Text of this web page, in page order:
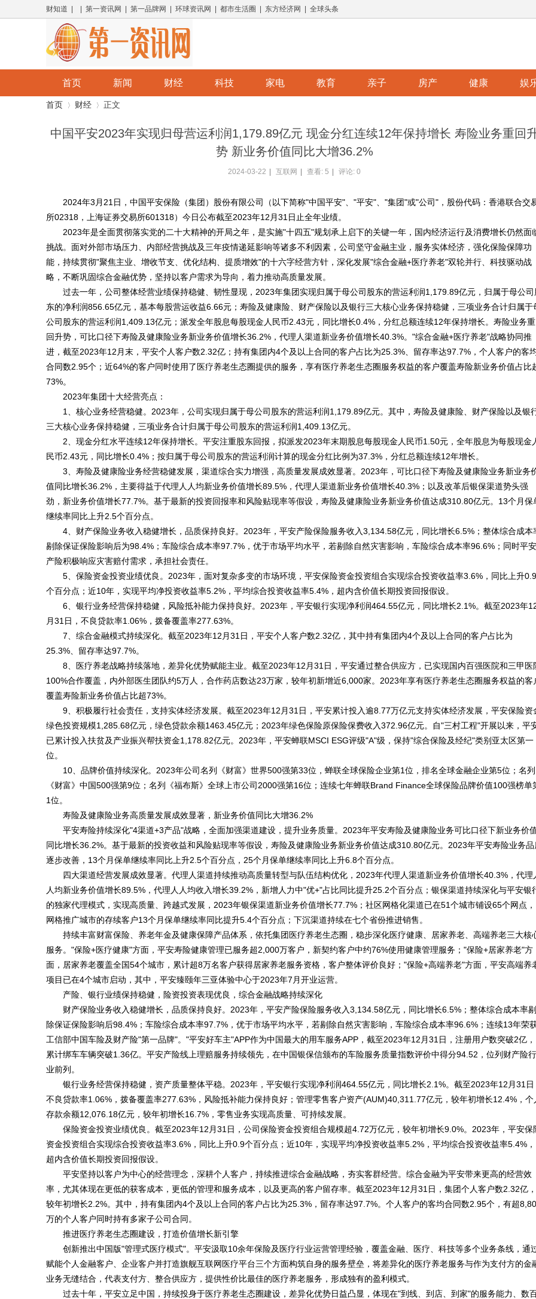
财知道 | | 第一资讯网 | 第一品牌网 | 环球资讯网 | 都市生活圈 | 东方经济网 | 全球头条
首页 新闻 财经 科技 家电 教育 亲子 房产 健康 娱
首页 财经 正文
中国平安2023年实现归母营运利润1,179.89亿元 现金分红连续12年保持增长 寿险业务重回
势 新业务价值同比大增36.2%
2024-03-22 互联网 查看: 5 评论: 0
2024年3月21日，中国平安保险（集团）股份有限公司（以下简称"中国平安"、"平安"、"集团"或"公司"，股份代码：香港联合交
所02318，上海证券交易所601318）今日公布截至2023年12月31日止全年业绩。
2023年是全面贯彻落实党的二十大精神的开局之年，是实施"十四五"规划承上启下的关键一年，国内经济运行及消费增长仍然面
挑战。面对外部市场压力、内部经营挑战及三年疫情递延影响等诸多不利因素，公司坚守金融主业，服务实体经济，强化保险保障功
能，持续贯彻"聚焦主业、增收节支、优化结构、提质增效"的十六字经营方针，深化发展"综合金融+医疗养老"双轮并行、科技驱动战
略，不断巩固综合金融优势，坚持以客户需求为导向，着力推动高质量发展。
过去一年，公司整体经营业绩保持稳健、韧性显现，2023年集团实现归属于母公司股东的营运利润1,179.89亿元，归属于母公司
东的净利润856.65亿元，基本每股营运收益6.66元；寿险及健康险、财产保险以及银行三大核心业务保持稳健，三项业务合计归属于
公司股东的营运利润1,409.13亿元；派发全年股息每股现金人民币2.43元，同比增长0.4%，分红总额连续12年保持增长。寿险业务重
回升势，可比口径下寿险及健康险业务新业务价值增长36.2%，代理人渠道新业务价值增长40.3%。"综合金融+医疗养老"战略协同推
进，截至2023年12月末，平安个人客户数2.32亿；持有集团内4个及以上合同的客户占比为25.3%、留存率达97.7%，个人客户的客
合同数2.95个；近64%的客户同时使用了医疗养老生态圈提供的服务，享有医疗养老生态圈服务权益的客户覆盖寿险新业务价值占比
73%。
2023年集团十大经营亮点：
1、核心业务经营稳健。2023年，公司实现归属于母公司股东的营运利润1,179.89亿元。其中，寿险及健康险、财产保险以及银
三大核心业务保持稳健，三项业务合计归属于母公司股东的营运利润1,409.13亿元。
2、现金分红水平连续12年保持增长。平安注重股东回报，拟派发2023年末期股息每股现金人民币1.50元，全年股息为每股现金
民币2.43元，同比增长0.4%；按归属于母公司股东的营运利润计算的现金分红比例为37.3%，分红总额连续12年增长。
3、寿险及健康险业务经营稳健发展，渠道综合实力增强，高质量发展成效显著。2023年，可比口径下寿险及健康险业务新业务
值同比增长36.2%，主要得益于代理人人均新业务价值增长89.5%，代理人渠道新业务价值增长40.3%；以及改革后银保渠道势头强
劲，新业务价值增长77.7%。基于最新的投资回报率和风险贴现率等假设，寿险及健康险业务新业务价值达成310.80亿元。13个月保
继续率同比上升2.5个百分点。
4、财产保险业务收入稳健增长，品质保持良好。2023年，平安产险保险服务收入3,134.58亿元，同比增长6.5%；整体综合成本
剔除保证保险影响后为98.4%；车险综合成本率97.7%，优于市场平均水平，若剔除自然灾害影响，车险综合成本率96.6%；同时平安
产险积极响应灾害赔付需求，承担社会责任。
5、保险资金投资业绩优良。2023年，面对复杂多变的市场环境，平安保险资金投资组合实现综合投资收益率3.6%，同比上升0.9
个百分点；近10年，实现平均净投资收益率5.2%，平均综合投资收益率5.4%，超内含价值长期投资回报假设。
6、银行业务经营保持稳健，风险抵补能力保持良好。2023年，平安银行实现净利润464.55亿元，同比增长2.1%。截至2023年
月31日，不良贷款率1.06%，拨备覆盖率277.63%。
7、综合金融模式持续深化。截至2023年12月31日，平安个人客户数2.32亿，其中持有集团内4个及以上合同的客户占比为
25.3%、留存率达97.7%。
8、医疗养老战略持续落地，差异化优势赋能主业。截至2023年12月31日，平安通过整合供应方，已实现国内百强医院和三甲医
100%合作覆盖，内外部医生团队约5万人，合作药店数达23万家，较年初新增近6,000家。2023年享有医疗养老生态圈服务权益的客
覆盖寿险新业务价值占比超73%。
9、积极履行社会责任，支持实体经济发展。截至2023年12月31日，平安累计投入逾8.77万亿元支持实体经济发展，平安保险资
绿色投资规模1,285.68亿元，绿色贷款余额1463.45亿元；2023年绿色保险原保险保费收入372.96亿元。自"三村工程"开展以来，平
已累计投入扶贫及产业振兴帮扶资金1,178.82亿元。2023年，平安蝉联MSCI ESG评级"A"级，保持"综合保险及经纪"类别亚太区第一
位。
10、品牌价值持续深化。2023年公司名列《财富》世界500强第33位，蝉联全球保险企业第1位，排名全球金融企业第5位；名列
《财富》中国500强第9位；名列《福布斯》全球上市公司2000强第16位；连续七年蝉联Brand Finance全球保险品牌价值100强榜单
1位。
寿险及健康险业务高质量发展成效显著，新业务价值同比大增36.2%
平安寿险持续深化"4渠道+3产品"战略，全面加强渠道建设，提升业务质量。2023年平安寿险及健康险业务可比口径下新业务价
同比增长36.2%。基于最新的投资收益和风险贴现率等假设，寿险及健康险业务新业务价值达成310.80亿元。2023年平安寿险业务品
逐步改善，13个月保单继续率同比上升2.5个百分点，25个月保单继续率同比上升6.8个百分点。
四大渠道经营发展成效显著。代理人渠道持续推动高质量转型与队伍结构优化，2023年代理人渠道新业务价值增长40.3%，代理
人均新业务价值增长89.5%，代理人人均收入增长39.2%，新增人力中"优+"占比同比提升25.2个百分点；银保渠道持续深化与平安银
的独家代理模式，实现高质量、跨越式发展，2023年银保渠道新业务价值增长77.7%；社区网格化渠道已在51个城市铺设65个网点，
网格推广城市的存续客户13个月保单继续率同比提升5.4个百分点；下沉渠道持续在七个省份推进销售。
持续丰富财富保险、养老年金及健康保障产品体系，依托集团医疗养老生态圈，稳步深化医疗健康、居家养老、高端养老三大核
服务。"保险+医疗健康"方面，平安寿险健康管理已服务超2,000万客户，新契约客户中约76%使用健康管理服务；"保险+居家养老"方
面，居家养老覆盖全国54个城市，累计超8万名客户获得居家养老服务资格，客户整体评价良好；"保险+高端养老"方面，平安高端养
项目已在4个城市启动，其中，平安臻颐年三亚体验中心于2023年7月开业运营。
产险、银行业绩保持稳健，险资投资表现优良，综合金融战略持续深化
财产保险业务收入稳健增长，品质保持良好。2023年，平安产险保险服务收入3,134.58亿元，同比增长6.5%；整体综合成本率剔
除保证保险影响后98.4%；车险综合成本率97.7%，优于市场平均水平，若剔除自然灾害影响，车险综合成本率96.6%；连续13年荣
工信部中国车险及财产险"第一品牌"。"平安好车主"APP作为中国最大的用车服务APP，截至2023年12月31日，注册用户数突破2亿，
累计绑车车辆突破1.36亿。平安产险线上理赔服务持续领先，在中国银保信颁布的车险服务质量指数评价中得分94.52，位列财产险行
业前列。
银行业务经营保持稳健，资产质量整体平稳。2023年，平安银行实现净利润464.55亿元，同比增长2.1%。截至2023年12月31日
不良贷款率1.06%，拨备覆盖率277.63%，风险抵补能力保持良好；管理零售客户资产(AUM)40,311.77亿元，较年初增长12.4%，个
存款余额12,076.18亿元，较年初增长16.7%，零售业务实现高质量、可持续发展。
保险资金投资业绩优良。截至2023年12月31日，公司保险资金投资组合规模超4.72万亿元，较年初增长9.0%。2023年，平安保
资金投资组合实现综合投资收益率3.6%，同比上升0.9个百分点；近10年，实现平均净投资收益率5.2%，平均综合投资收益率5.4%，
超内含价值长期投资回报假设。
平安坚持以客户为中心的经营理念，深耕个人客户，持续推进综合金融战略，夯实客群经营。综合金融为平安带来更高的经营效
率，尤其体现在更低的获客成本，更低的管理和服务成本，以及更高的客户留存率。截至2023年12月31日，集团个人客户数2.32亿，
较年初增长2.2%。其中，持有集团内4个及以上合同的客户占比为25.3%，留存率达97.7%。个人客户的客均合同数2.95个，有超
万的个人客户同时持有多家子公司合同。
推进医疗养老生态圈建设，打造价值增长新引擎
创新推出中国版"管理式医疗模式"。平安汲取10余年保险及医疗行业运营管理经验，覆盖金融、医疗、科技等多个业务条线，通
赋能个人金融客户、企业客户并打造旗舰互联网医疗平台三个方面构筑自身的服务壁垒，将差异化的医疗养老服务与作为支付方的金
业务无缝结合，代表支付方、整合供应方，提供性价比最佳的医疗养老服务，形成独有的盈利模式。
过去十年，平安立足中国，持续投身于医疗养老生态圈建设，差异化优势日益凸显，体现在"到线、到店、到家"的服务能力、数